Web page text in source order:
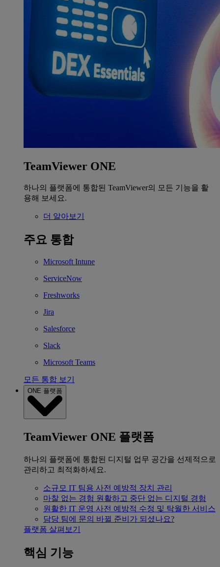
TeamViewer ONE
하나의 플랫폼에 통합된 TeamViewer의 모든 기능을 활
용해 보세요.
더 알아보기
주요 통합
Microsoft Intune
ServiceNow
Freshworks
Jira
Salesforce
Slack
Microsoft Teams
모든 통합 보기
ONE 플랫폼
TeamViewer ONE 플랫폼
하나의 플랫폼에 통합된 디지털 업무 공간을 선제적으로
관리하고 최적화하세요.
소규모 IT 팀용 사전 예방적 장치 관리
마찰 없는 경험 원활하고 중단 없는 디지털 경험
원활한 IT 운영 사전 예방적 수정 및 탁월한 서비스
담당 팀에 문의 바뀔 준비가 되셨나요?
플랫폼 살펴보기
핵심 기능